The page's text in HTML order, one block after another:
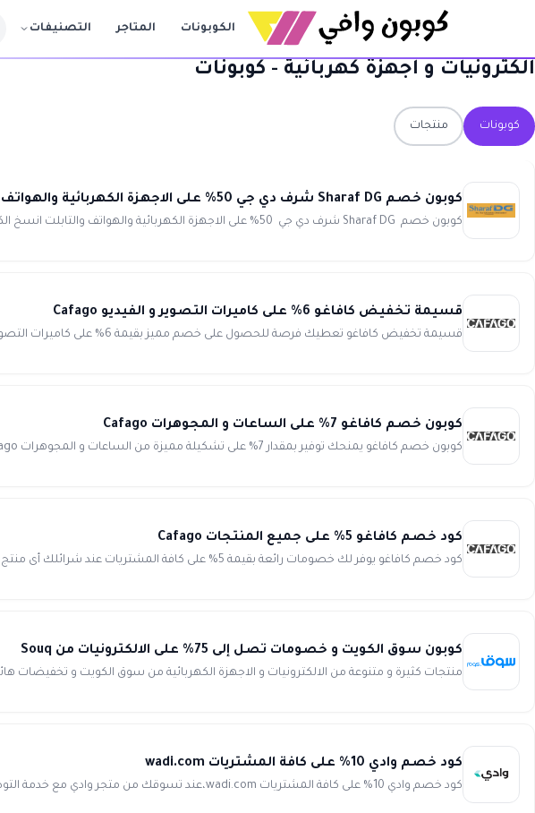
الكوبونات المتاجر التصنيفات
الكترونيات و أجهزة كهربائية - كوبونات
كوبونات منتجات
كوبون خصم Sharaf DG شرف دي جي 50% على الاجهزة الكهربائية والهواتف والتابلت
كوبون خصم Sharaf DG شرف دي جي 50% على الاجهزة الكهربائية والهواتف والتابلت انسخ الكود (LODY) ضف الى سلة شرا...
قسيمة تخفيض كافاغو 6% على كاميرات التصوير و الفيديو Cafago
قسيمة تخفيض كافاغو تعطيك فرصة للحصول على خصم مميز بقيمة 6% على كاميرات التصوير و الفيديو Cafago. استخدم كود خصم كافاغ...
كوبون خصم كافاغو 7% على الساعات و المجوهرات Cafago
كوبون خصم كافاغو يمنحك توفير بمقدار 7% على تشكيلة مميزة من الساعات و المجوهرات Cafago. ما عليك سوى استخدام رمز تخفيض ...
كود خصم كافاغو 5% على جميع المنتجات Cafago
كود خصم كافاغو يوفر لك خصومات رائعة بقيمة 5% على كافة المشتريات عند شرائلك أى منتج من جميع الأقسام Cafago. وفر أكثر م...
كوبون سوق الكويت و خصومات تصل إلى 75% على الالكترونيات من Souq
منتجات كثيرة و متنوعة من الالكترونيات و الاجهزة الكهربائية من سوق الكويت و تخفيضات هائلة تصل إلى 70% من
كود خصم وادي 10% على كافة المشتريات wadi.com
كود خصم وادي 10% على كافة المشتريات wadi.com،عند تسوقك من متجر وادي مع خدمة التوصيل و الدفع عند الإسلام لدول الخليج.